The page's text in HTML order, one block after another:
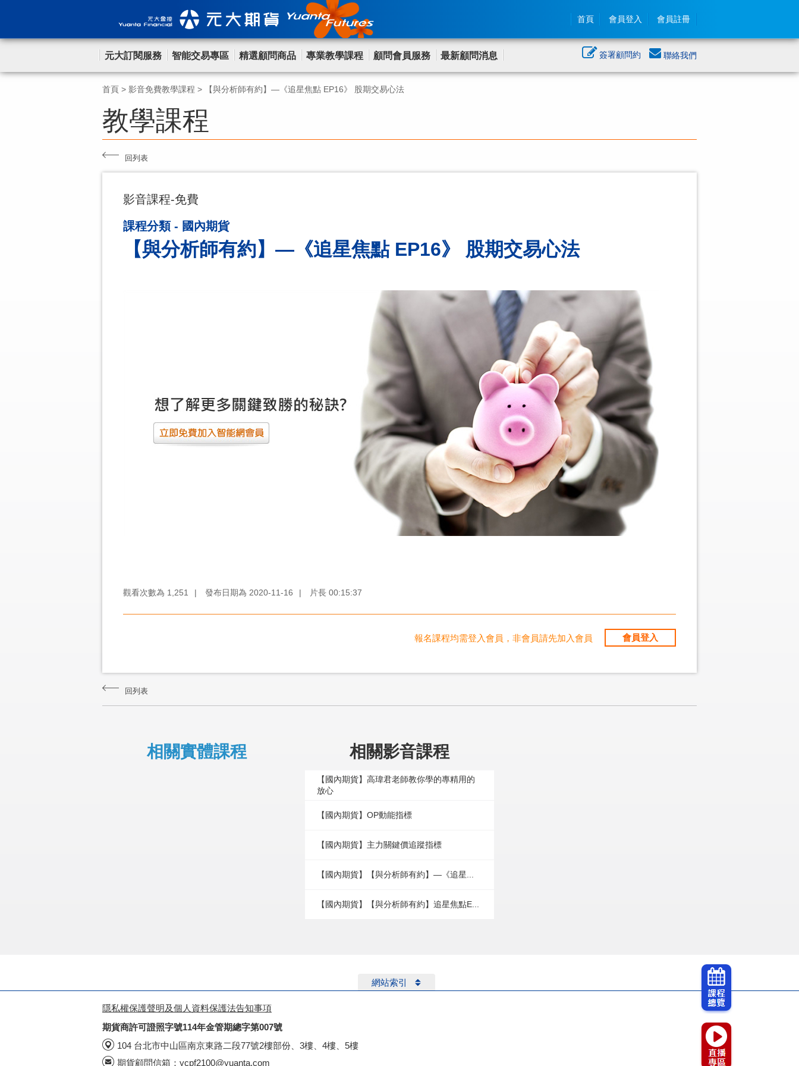
首頁 會員登入 會員註冊
元大訂閱服務 智能交易專區 精選顧問商品 專業教學課程 顧問會員服務 最新顧問消息 簽署顧問約 聯絡我們
首頁 > 影音免費教學課程 > 【與分析師有約】—《追星焦點 EP16》 股期交易心法
教學課程
回列表
影音課程-免費
課程分類 - 國內期貨
【與分析師有約】—《追星焦點 EP16》 股期交易心法
觀看次數為 1,251 | 發布日期為 2020-11-16 | 片長 00:15:37
會員登入
報名課程均需登入會員，非會員請先加入會員
回列表
相關實體課程 相關影音課程
【國內期貨】高瑋君老師教你學的專精用的
放心
【國內期貨】OP動能指標
【國內期貨】主力關鍵價追蹤指標
【國內期貨】【與分析師有約】—《追星...
【國內期貨】【與分析師有約】追星焦點E...
網站索引
隱私權保護聲明及個人資料保護法告知事項
期貨商許可證照字號114年金管期總字第007號
104 台北市中山區南京東路二段77號2樓部份、3樓、4樓、5樓
期貨顧問信箱： ycpf2100@yuanta.com